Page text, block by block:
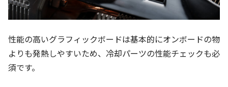
性能の高いグラフィックボードは基本的にオンボードの物
よりも発熱しやすいため、冷却パーツの性能チェックも必
須です。